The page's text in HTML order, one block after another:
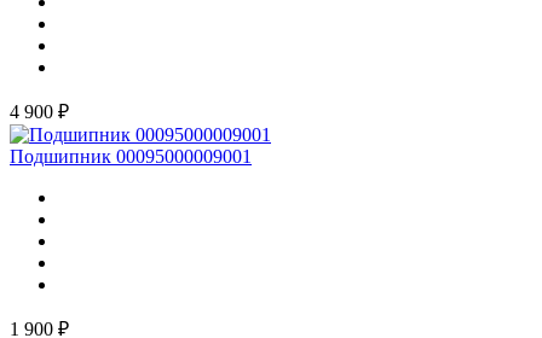
4 900 ₽
Подшипник 00095000009001
1 900 ₽